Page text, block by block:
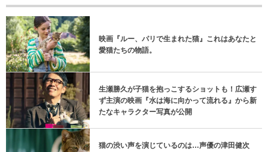
映画『ルー、パリで生まれた猫』これはあなたと
愛猫たちの物語。
生瀬勝久が子猫を抱っこするショットも！広瀬す
ず主演の映画『水は海に向かって流れる』から新
たなキャラクター写真が公開
猫の渋い声を演じているのは…声優の津田健次